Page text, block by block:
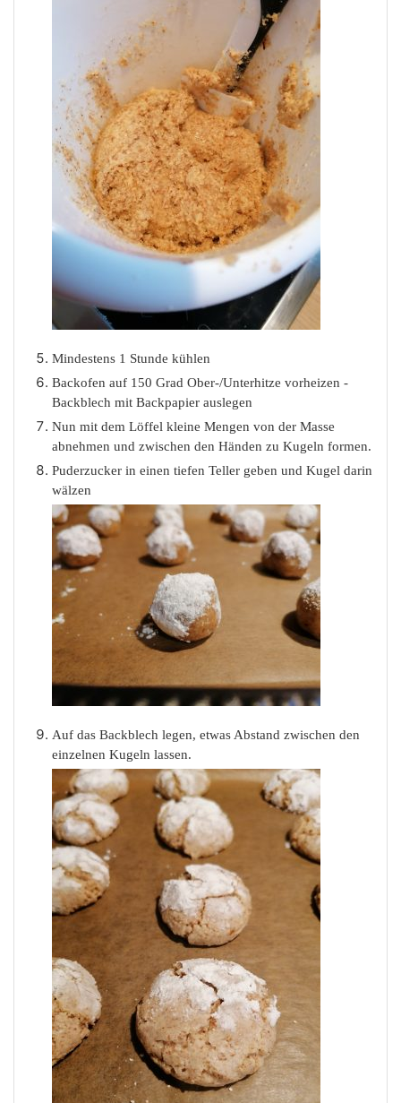
Mindestens 1 Stunde kühlen
Backofen auf 150 Grad Ober-/Unterhitze vorheizen -
Backblech mit Backpapier auslegen
Nun mit dem Löffel kleine Mengen von der Masse
abnehmen und zwischen den Händen zu Kugeln formen.
Puderzucker in einen tiefen Teller geben und Kugel darin
wälzen
Auf das Backblech legen, etwas Abstand zwischen den
einzelnen Kugeln lassen.